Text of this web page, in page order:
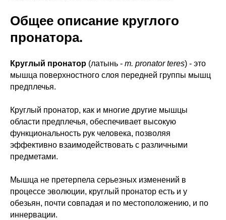
Общее описание круглого
пронатора.
Круглый пронатор (латынь - m. pronator teres) - это
мышца поверхностного слоя передней группы мышц
предплечья.
Круглый пронатор, как и многие другие мышцы
области предплечья, обеспечивает высокую
функциональность рук человека, позволяя
эффективно взаимодействовать с различными
предметами.
Мышца не претерпела серьезных изменений в
процессе эволюции, круглый пронатор есть и у
обезьян, почти совпадая и по местоположению, и по
иннервации.